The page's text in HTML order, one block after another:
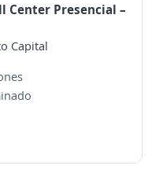
Center Presencial –
Capital